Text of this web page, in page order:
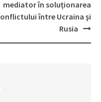
mediator în soluţionarea
între Ucraina şi
Rusia